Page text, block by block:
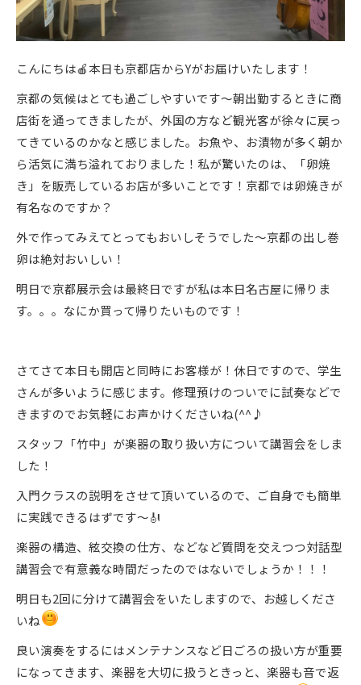
こんにちは🍎本日も京都店からYがお届けいたします！
京都の気候はとても過ごしやすいです～朝出勤するときに商
店街を通ってきましたが、外国の方など観光客が徐々に戻っ
てきているのかなと感じました。お魚や、お漬物が多く朝か
ら活気に満ち溢れておりました！私が驚いたのは、「卵焼
き」を販売しているお店が多いことです！京都では卵焼きが
有名なのですか？
外で作ってみえてとってもおいしそうでした～京都の出し巻
卵は絶対おいしい！
明日で京都展示会は最終日ですが私は本日名古屋に帰りま
す。。。なにか買って帰りたいものです！
さてさて本日も開店と同時にお客様が！休日ですので、学生
さんが多いように感じます。修理預けのついでに試奏などで
きますのでお気軽にお声かけくださいね(^^♪
スタッフ「竹中」が楽器の取り扱い方について講習会をしま
した！
入門クラスの説明をさせて頂いているので、ご自身でも簡単
に実践できるはずです～🎻
楽器の構造、絃交換の仕方、などなど質問を交えつつ対話型
講習会で有意義な時間だったのではないでしょうか！！！
明日も2回に分けて講習会をいたしますので、お越しくださ
いね
良い演奏をするにはメンテナンスなど日ごろの扱い方が重要
になってきます、楽器を大切に扱うときっと、楽器も音で返